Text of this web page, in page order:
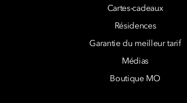
Cartes-cadeaux
Résidences
Garantie du meilleur tarif
Médias
Boutique MO